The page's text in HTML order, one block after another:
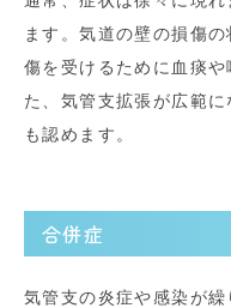
ます。気道の壁の損傷
傷を受けるために血痰
た、気管支拡張が広範
も認めます。
合併症
気管支の炎症や感染が